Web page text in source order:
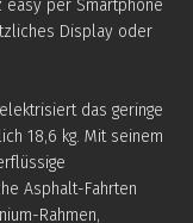
easy per Smartphone
Display oder
das geringe
18,6 kg. Mit seinem
Asphalt-Fahrten
Rahmen,